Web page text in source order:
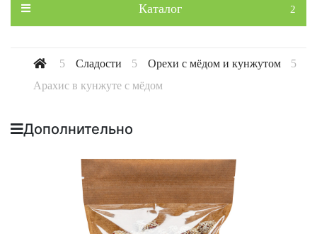
Каталог
Сладости
Орехи с мёдом и кунжутом
Арахис в кунжуте с мёдом
Дополнительно